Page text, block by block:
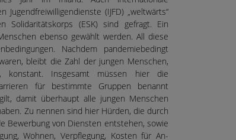
(IJFD) „weltwärts“
Solidaritätskorps (ESK) sind gefragt. Ein
ebenso gewählt werden. All diese
Nachdem pandemiebedingt
bleibt die Zahl der jungen Menschen,
Insgesamt müssen hier die
für bestimmte Gruppen benannt
damit überhaupt alle jungen Menschen
Zu nennen sind hier Hürden, die durch
Bewerbung von Diensten entstehen, sowie
Wohnen, Verpflegung, Kosten für An-